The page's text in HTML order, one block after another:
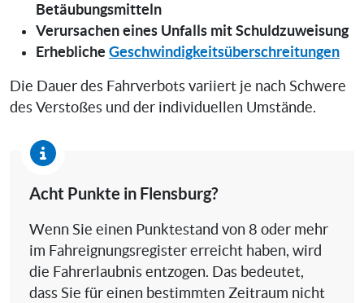
Betäubungsmitteln
Verursachen eines Unfalls mit Schuldzuweisung
Erhebliche Geschwindigkeitsüberschreitungen
Die Dauer des Fahrverbots variiert je nach Schwere
des Verstoßes und der individuellen Umstände.
Acht Punkte in Flensburg?
Wenn Sie einen Punktestand von 8 oder mehr
im Fahreignungsregister erreicht haben, wird
die Fahrerlaubnis entzogen. Das bedeutet,
dass Sie für einen bestimmten Zeitraum nicht